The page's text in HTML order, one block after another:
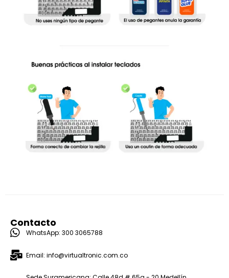
Contacto
WhatsApp: 300 3065788
Email: info@virtualtronic.com.co